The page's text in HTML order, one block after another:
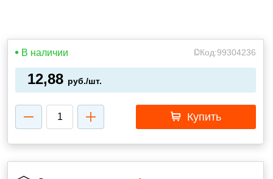
В наличии Код:99304236
12,88 руб./шт.
Купить